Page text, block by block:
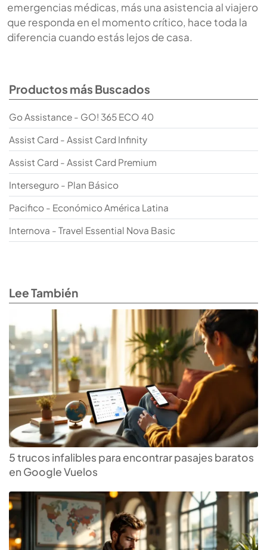
emergencias médicas, más una asistencia al viajero
que responda en el momento crítico, hace toda la
diferencia cuando estás lejos de casa.
Productos más Buscados
Go Assistance - GO! 365 ECO 40
Assist Card - Assist Card Infinity
Assist Card - Assist Card Premium
Interseguro - Plan Básico
Pacifico - Económico América Latina
Internova - Travel Essential Nova Basic
Lee También
5 trucos infalibles para encontrar pasajes baratos
en Google Vuelos